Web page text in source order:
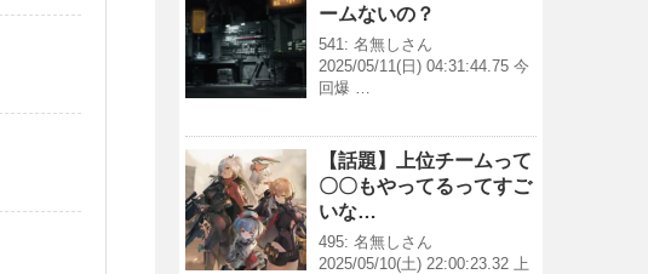
ームないの？
541: 名無しさん
2025/05/11(日) 04:31:44.75 今
回爆 …
【話題】上位チームって
〇〇もやってるってすご
いな…
495: 名無しさん
2025/05/10(土) 22:00:23.32 上